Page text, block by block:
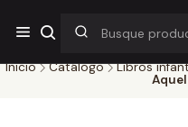
¡Por pocos días! Despacho
$38.000
Inicio Catálogo Libros